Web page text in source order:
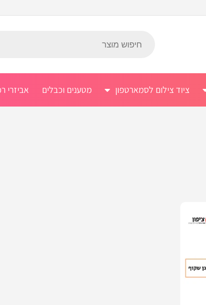
ציוד צילום לסמארטפון מטענים וכבלים אביזרי